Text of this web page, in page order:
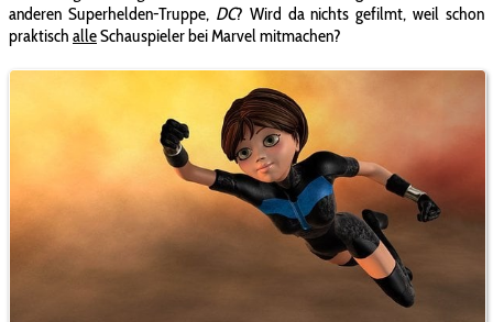
anderen Superhelden-Truppe, DC? Wird da nichts gefilmt, weil schon
praktisch alleSchauspieler bei Marvel mitmachen?